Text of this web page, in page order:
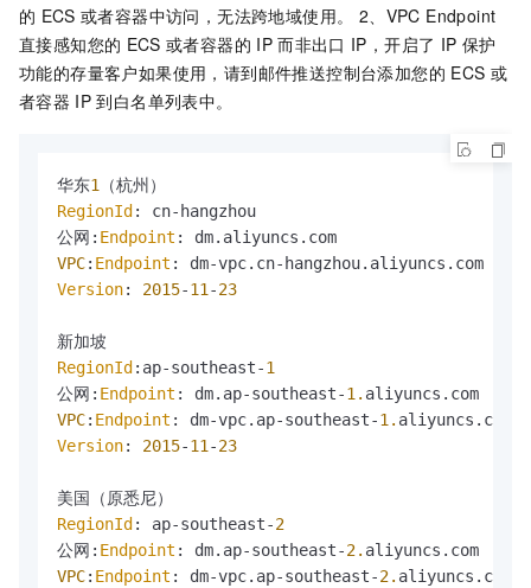
的 ECS 或者容器中访问，无法跨地域使用。 2、VPC Endpoint
直接感知您的 ECS 或者容器的 IP 而非出口 IP，开启了 IP 保护
功能的存量客户如果使用，请到邮件推送控制台添加您的 ECS 或
者容器 IP 到白名单列表中。
华东1
RegionId : cn-hangzhou
公网: Endpoint : dm. aliyuncs . com
VPC: Endpoint : dm-vpc. cn-hangzhou. aliyuncs . com
Version: 2015-11 -23
RegionId :ap-southeast-1
公网: Endpoint : dm. ap-southeast-1. aliyuncs. com
VPC: Endpoint : dm-vpc. ap-southeast-1. aliyuncs. com
Version: 2015-11 -23
RegionId : ap-southeast-2
公网: Endpoint : dm. ap-southeast-2. aliyuncs. com
VPC: Endpoint : dm-vpc. ap-southeast-2. aliyuncs. com